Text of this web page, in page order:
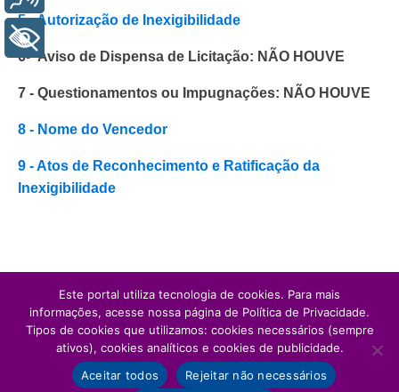
5 - Autorização de Inexigibilidade
6- Aviso de Dispensa de Licitação: NÃO HOUVE
7 - Questionamentos ou Impugnações: NÃO HOUVE
8 - Nome do Vencedor
9 - Atos de Reconhecimento e Ratificação da
Inexigibilidade
Este portal utiliza tecnologia de cookies. Para mais
informações, acesse nossa página de Política de Privacidade.
Tipos de cookies que utilizamos: cookies necessários (sempre
ativos), cookies analíticos e cookies de publicidade.
Aceitar todos
Rejeitar não necessários